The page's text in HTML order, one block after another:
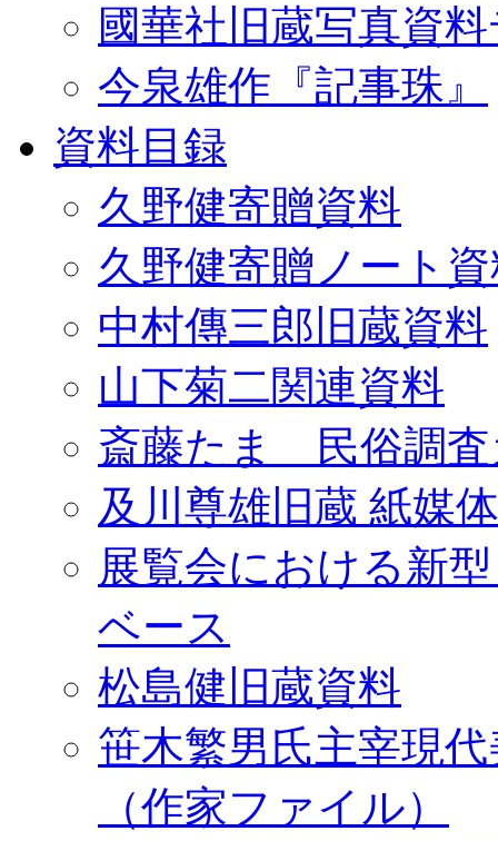
國華社旧蔵写真資
今泉雄作『記事珠』
資料目録
久野健寄贈資料
久野健寄贈ノート
中村傳三郎旧蔵資料
山下菊二関連資料
斎藤たま 民俗調査
及川尊雄旧蔵 紙媒
展覧会における新
ベース
松島健旧蔵資料
笹木繁男氏主宰現
（作家ファイル）